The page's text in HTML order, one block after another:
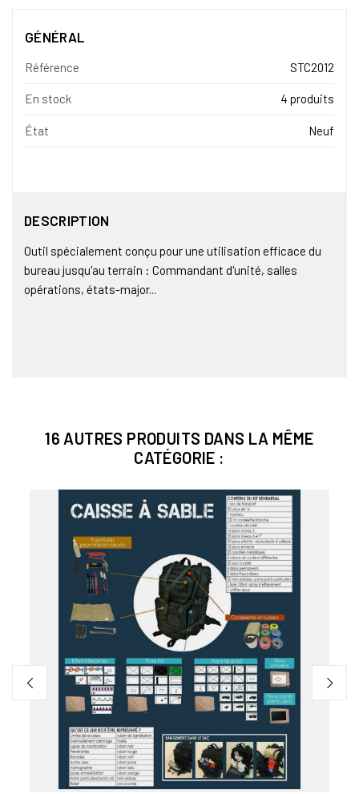
GÉNÉRAL
Référence STC2012
En stock 4 produits
État Neuf
DESCRIPTION
Outil spécialement conçu pour une utilisation efficace du
bureau jusqu'au terrain : Commandant d'unité, salles
opérations, états-major...
16 AUTRES PRODUITS DANS LA MÊME
CATÉGORIE :